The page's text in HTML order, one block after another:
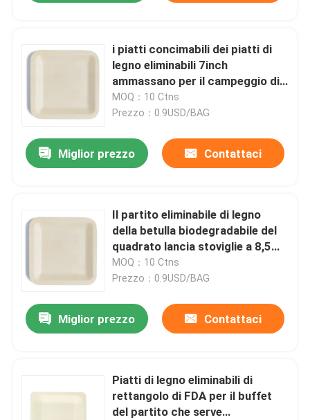
i piatti concimabili dei piatti di
legno eliminabili 7inch
ammassano per il campeggio di
nozze dei partiti
MOQ：10 Ctns
Prezzo：0.9USD/BAG
Miglior prezzo Contattaci
Il partito eliminabile di legno
della betulla biodegradabile del
quadrato lancia stoviglie a 8,5
pollici
MOQ：10 Ctns
Prezzo：0.9USD/BAG
Miglior prezzo Contattaci
Piatti di legno eliminabili di
rettangolo di FDA per il buffet
del partito che serve